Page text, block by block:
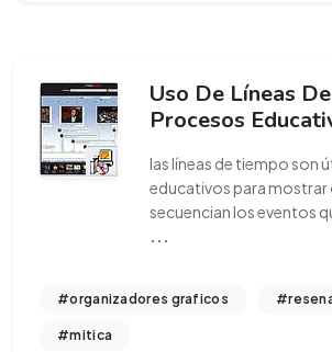
Uso De Líneas
Procesos
las líneas de tiempo son
educativos para mostrar
secuencian los eventos
...
#organizadores graficos
#mitica